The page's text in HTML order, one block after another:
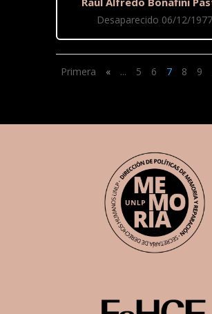
Desaparecido 06/12/1977
Primera « ... 5 6 7 8 9